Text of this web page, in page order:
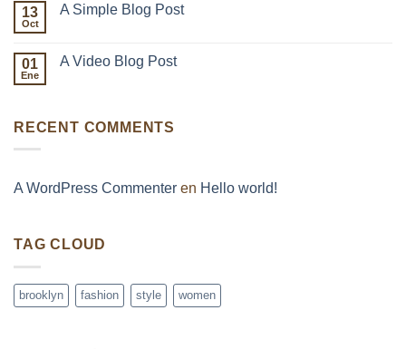
en
with
A
13
Oct
A Simple Blog Post
en
01
Ene
A Video Blog Post
A
RECENT COMMENTS
A WordPress Commenter en Hello world!
TAG CLOUD
brooklyn fashion style women